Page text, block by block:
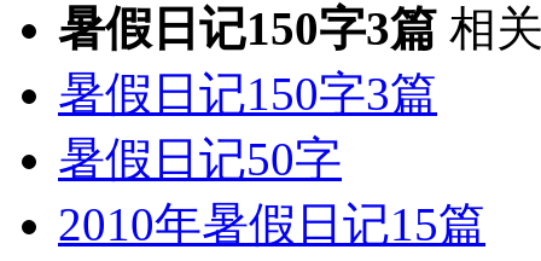
暑假日记150字3篇 相
暑假日记150字3篇
暑假日记50字
2010年暑假日记15篇